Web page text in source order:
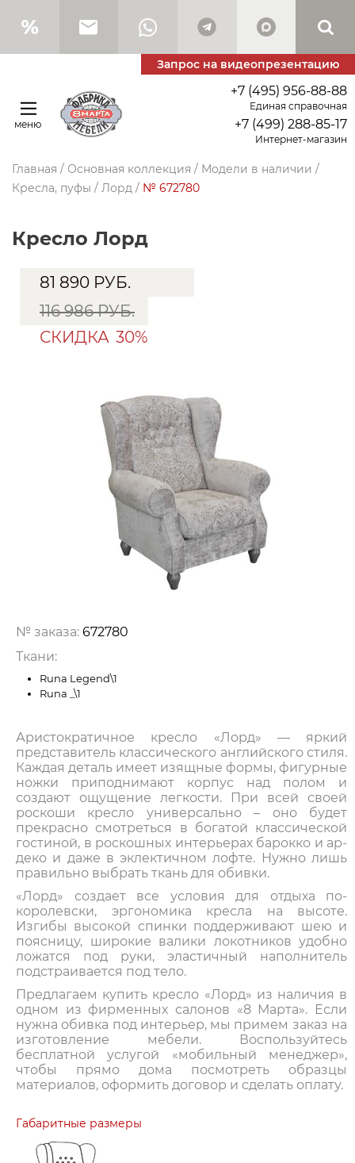
Запрос на видеопрезентацию
меню
+7 (495) 956-88-88
Единая справочная
+7 (499) 288-85-17
Интернет-магазин
Главная / Основная коллекция / Модели в наличии /
Кресла, пуфы / Лорд / № 672780
Кресло Лорд
81 890 РУБ.
116 986 РУБ.
СКИДКА 30%
№ заказа: 672780
Ткани:
Runa Legend\1
Runa _\1
Аристократичное кресло «Лорд» — яркий
представитель классического английского стиля.
Каждая деталь имеет изящные формы, фигурные
ножки приподнимают корпус над полом и
создают ощущение легкости. При всей своей
роскоши кресло универсально – оно будет
прекрасно смотреться в богатой классической
гостиной, в роскошных интерьерах барокко и ар-
деко и даже в эклектичном лофте. Нужно лишь
правильно выбрать ткань для обивки.
«Лорд» создает все условия для отдыха по-
королевски, эргономика кресла на высоте.
Изгибы высокой спинки поддерживают шею и
поясницу, широкие валики локотников удобно
ложатся под руки, эластичный наполнитель
подстраивается под тело.
Предлагаем купить кресло «Лорд» из наличия в
одном из фирменных салонов «8 Марта». Если
нужна обивка под интерьер, мы примем заказ на
изготовление мебели. Воспользуйтесь
бесплатной услугой «мобильный менеджер»,
чтобы прямо дома посмотреть образцы
материалов, оформить договор и сделать оплату.
Габаритные размеры